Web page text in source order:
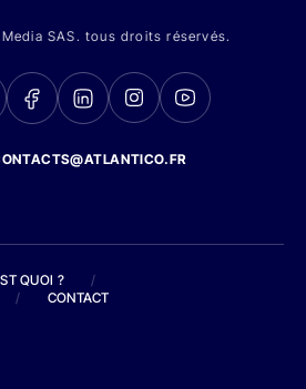
SAS. tous droits réservés.
QUOI ?
/
/ CONTACT